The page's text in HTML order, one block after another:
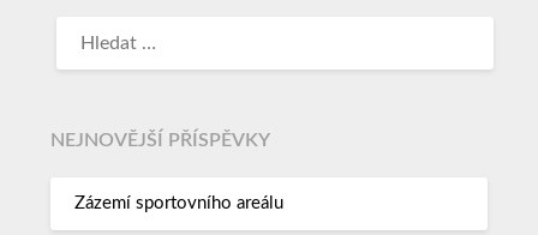
NEJNOVĚJŠÍ PŘÍSPĚVKY
Zázemí sportovního areálu